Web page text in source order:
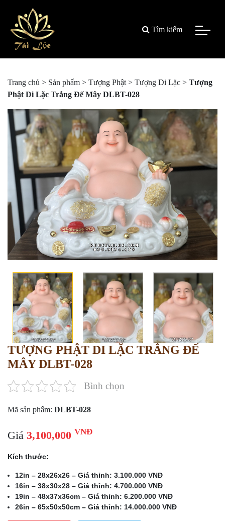
Tìm kiếm
Trang chủ > Sản phẩm > Tượng Phật > Tượng Di Lặc > Tượng
Phật Di Lặc Trắng Đế Mây DLBT-028
TƯỢNG PHẬT DI LẶC TRẮNG ĐẾ
MÂY DLBT-028
Bình chọn
Mã sản phẩm: DLBT-028
Giá 3,100,000 VNĐ
Kích thước:
12in – 28x26x26 – Giá thỉnh: 3.100.000 VNĐ
16in – 38x30x28 – Giá thỉnh: 4.700.000 VNĐ
19in – 48x37x36cm – Giá thỉnh: 6.200.000 VNĐ
26in – 65x50x50cm – Giá thỉnh: 14.000.000 VNĐ